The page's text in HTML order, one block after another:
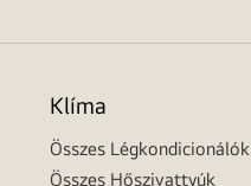
Klíma
Összes Légkondicionálók
Összes Hőszivattyúk